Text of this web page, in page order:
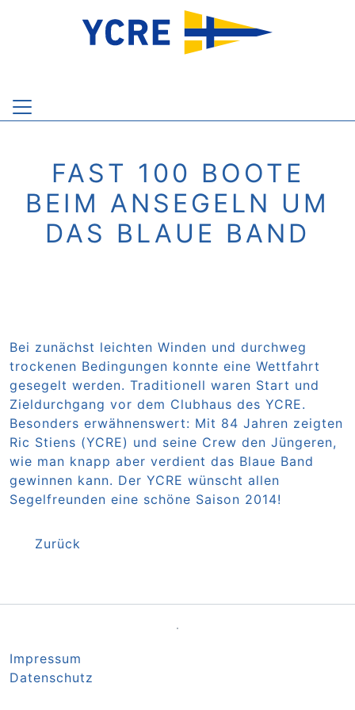
FAST 100 BOOTE
BEIM ANSEGELN UM
DAS BLAUE BAND
Bei zunächst leichten Winden und durchweg
trockenen Bedingungen konnte eine Wettfahrt
gesegelt werden. Traditionell waren Start und
Zieldurchgang vor dem Clubhaus des YCRE.
Besonders erwähnenswert: Mit 84 Jahren zeigten
Ric Stiens (YCRE) und seine Crew den Jüngeren,
wie man knapp aber verdient das Blaue Band
gewinnen kann. Der YCRE wünscht allen
Segelfreunden eine schöne Saison 2014!
Zurück
Navigation überspringen
Impressum
Datenschutz